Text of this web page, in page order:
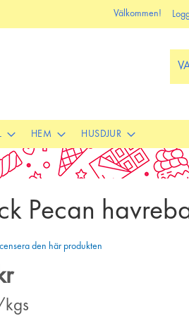
Välkommen!
HEM HUSDJUR
Pecan
den här produkten